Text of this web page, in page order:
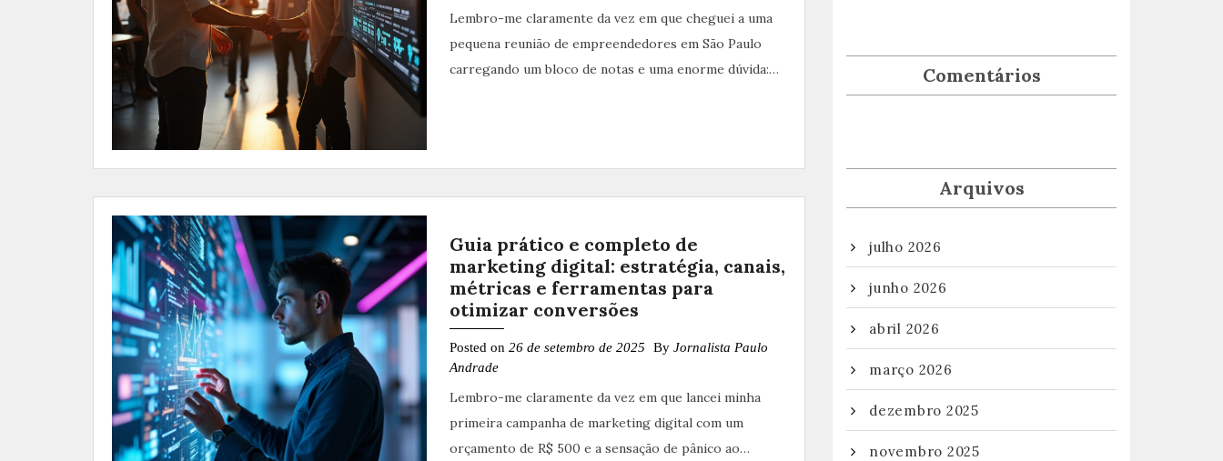
Lembro-me claramente da vez em que cheguei a uma
pequena reunião de empreendedores em São Paulo
carregando um bloco de notas e uma enorme dúvida:…
Guia prático e completo de
marketing digital: estratégia, canais,
métricas e ferramentas para
otimizar conversões
Posted on 26 de setembro de 2025 By Jornalista Paulo
Andrade
Lembro-me claramente da vez em que lancei minha
primeira campanha de marketing digital com um
orçamento de R$ 500 e a sensação de pânico ao…
Comentários
Arquivos
julho 2026
junho 2026
abril 2026
março 2026
dezembro 2025
novembro 2025